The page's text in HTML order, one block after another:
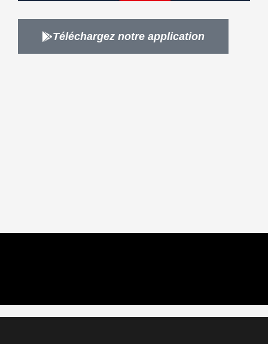
Téléchargez notre application